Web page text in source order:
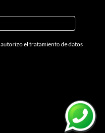
autorizo el tratamiento de datos